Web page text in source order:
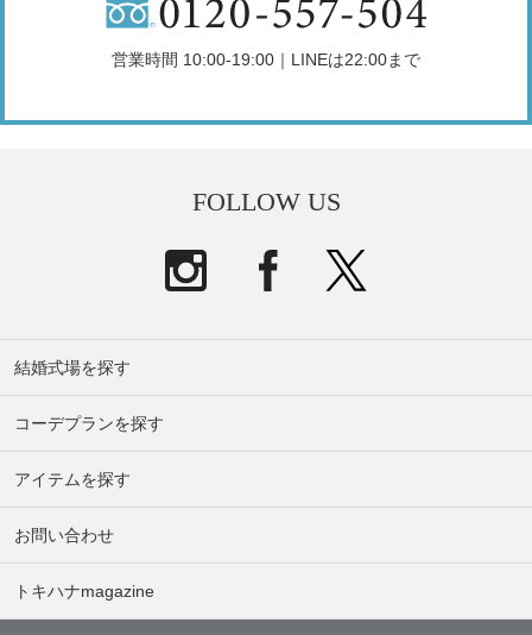
営業時間 10:00-19:00｜LINEは22:00まで
FOLLOW US
結婚式場を探す
コーデプランを探す
アイテムを探す
お問い合わせ
トキハナmagazine